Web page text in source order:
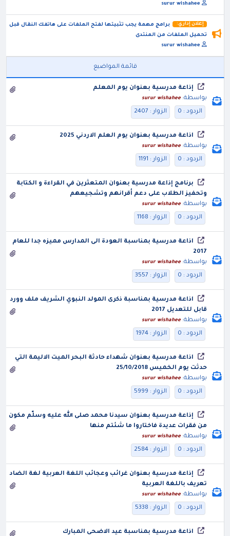
surur wishahee
إعلان إداري:
برامج مهمة يجب تثبيتها لفتح الملفات على هاتفك النقال قبل
تحميل الملفات من المنتدى
surur wishahee
قائمة المواضيع
إذاعة مدرسية بعنوان يوم المعلم
بواسطة:surur wishahee
الردود : 0 الزوار : 2407
اذاعة مدرسية بعنوان يوم العلم الاردني 2025
بواسطة:surur wishahee
الردود : 0 الزوار : 1191
برنامج إذاعة مدرسية بعنوان المتعثرين في القراءة و الكتابة
وتحفيز الطلاب على دعم أقرانهم وتشجيعهم
بواسطة:surur wishahee
الردود : 0 الزوار : 1168
اذاعة مدرسية بمناسبة العودة الى المدارس مميزه جدا للعام
2017
بواسطة:surur wishahee
الردود : 0 الزوار : 3557
اذاعة مدرسية بمناسبة ذكرى المولد النبوي الشريف ملف وورد
قابل للتعديل 2017
بواسطة:surur wishahee
الردود : 0 الزوار : 1974
اذاعة مدرسية بعنوان شهداء حادثة البحر الميت الاليمة التي
حدثت يوم الخميس 25/10/2018
بواسطة:surur wishahee
الردود : 0 الزوار : 5999
إذاعة مدرسية بعنوان سيدنا محمد صلى الله عليه وسلّم مكون
من فقرات عديدة فاختاروا ما شئتم منها
بواسطة:surur wishahee
الردود : 0 الزوار : 2584
إذاعة مدرسية بعنوان غرائب وعجائب اللغة العربية لغة الضاد
تعريف باللغة العربية
بواسطة:surur wishahee
الردود : 0 الزوار : 5338
اذاعة مدرسية بمناسبة عيد الاضحى المبارك